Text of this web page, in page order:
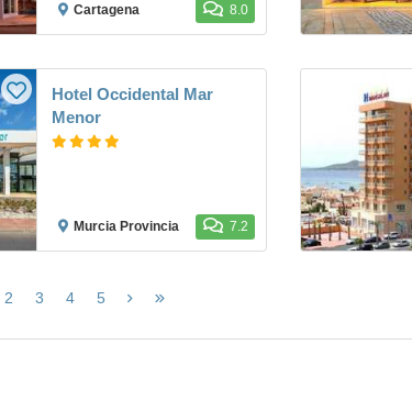
Cartagena 8.0
Hotel Occidental Mar
Menor
Murcia Provincia 7.2
(página
2 3 4 5